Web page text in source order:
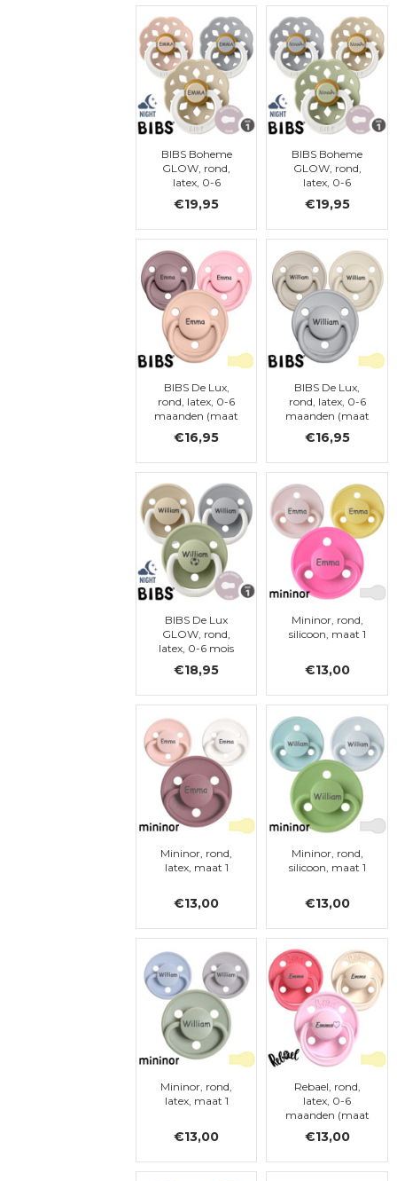
BIBS Boheme
GLOW, rond,
latex, 0-6
1)
€19,95
BIBS Boheme
GLOW, rond,
latex, 0-6
1)
€19,95
BIBS De Lux,
rond, latex, 0-6
maanden (maat
€16,95
BIBS De Lux,
rond, latex, 0-6
maanden (maat
€16,95
BIBS De Lux
GLOW, rond,
latex, 0-6 mois
(maat 1)
€18,95
Mininor, rond,
silicoon, maat 1
€13,00
Mininor, rond,
latex, maat 1
€13,00
Mininor, rond,
silicoon, maat 1
€13,00
Mininor, rond,
latex, maat 1
€13,00
Rebael, rond,
latex, 0-6
maanden (maat
€13,00